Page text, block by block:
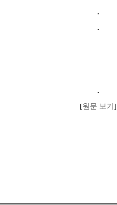
[원문 보기 ]